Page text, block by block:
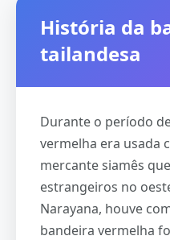
História da
tailandesa
Durante o período
vermelha era usada
mercante siamês
estrangeiros no
Narayana, houve
bandeira vermelha